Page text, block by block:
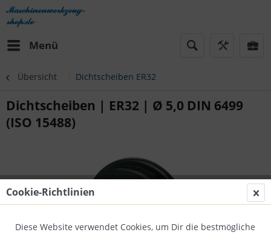
Menü
Übersicht Dichtscheiben ER32
Dichtscheiben | ER32 | Ø 5,0 DIN 6499
(ISO 15488)
Cookie-Richtlinien
Diese Website verwendet Cookies, um Dir die bestmögliche